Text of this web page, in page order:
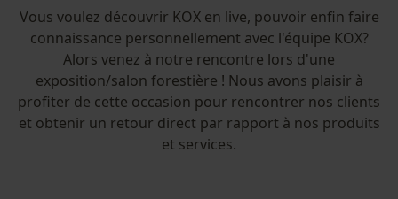
Vous voulez découvrir KOX en live, pouvoir enfin faire
connaissance personnellement avec l'équipe KOX?
Alors venez à notre rencontre lors d'une
exposition/salon forestière ! Nous avons plaisir à
profiter de cette occasion pour rencontrer nos clients
et obtenir un retour direct par rapport à nos produits
et services.